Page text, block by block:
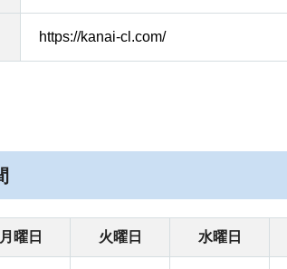
https://kanai-cl.com/
月曜日 火曜日 水曜日